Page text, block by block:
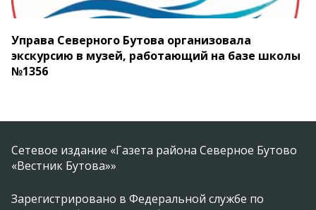
Управа Северного Бутова организовала
экскурсию в музей, работающий на базе школы
№1356
Сетевое издание «Газета района Северное Бутово
«Вестник Бутова»»
Зарегистрировано в Федеральной службе по